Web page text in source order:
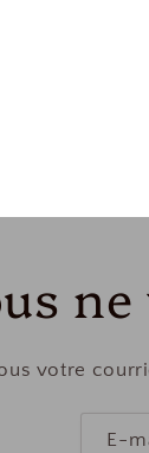
votre
E-